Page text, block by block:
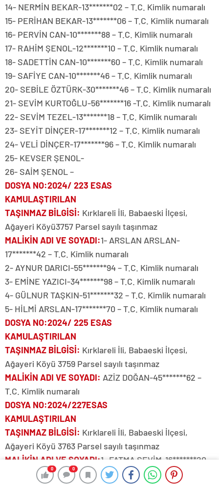
0 0
14- NERMİN BEKAR-13*******02 – T.C. Kimlik numaralı
15- PERİHAN BEKAR-13*******06 – T.C. Kimlik numaralı
16- PERVİN CAN-10*******88 – T.C. Kimlik numaralı
17- RAHİM ŞENOL-12*******10 – T.C. Kimlik numaralı
18- SADETTİN CAN-10*******60 – T.C. Kimlik numaralı
19- SAFİYE CAN-10*******46 – T.C. Kimlik numaralı
20- SEBİLE ÖZTÜRK-30*******46 – T.C. Kimlik numaralı
21- SEVİM KURTOĞLU-56*******16 -T.C. Kimlik numaralı
22- SEVİM TEZEL-13*******18 – T.C. Kimlik numaralı
23- SEYİT DİNÇER-17*******12 – T.C. Kimlik numaralı
24- VELİ DİNÇER-17*******96 – T.C. Kimlik numaralı
25- KEVSER ŞENOL-
26- SAİM ŞENOL –
DOSYA NO:2024/ 223 ESAS
KAMULAŞTIRILAN
TAŞINMAZ BİLGİSİ: Kırklareli İli, Babaeski İlçesi,
Ağayeri Köyü3757 Parsel sayılı taşınmaz
MALİKİN ADI VE SOYADI:1- ARSLAN ARSLAN-
17*******42 – T.C. Kimlik numaralı
2- AYNUR DARICI-55*******94 – T.C. Kimlik numaralı
3- EMİNE YAZICI-34*******98 – T.C. Kimlik numaralı
4- GÜLNUR TAŞKIN-51*******32 – T.C. Kimlik numaralı
5- HİLMİ ARSLAN-17*******70 – T.C. Kimlik numaralı
DOSYA NO:2024/ 225 ESAS
KAMULAŞTIRILAN
TAŞINMAZ BİLGİSİ: Kırklareli İli, Babaeski İlçesi,
Ağayeri Köyü 3759 Parsel sayılı taşınmaz
MALİKİN ADI VE SOYADI: AZİZ DOĞAN-45*******62 –
T.C. Kimlik numaralı
DOSYA NO:2024/227ESAS
KAMULAŞTIRILAN
TAŞINMAZ BİLGİSİ: Kırklareli İli, Babaeski İlçesi,
Ağayeri Köyü 3763 Parsel sayılı taşınmaz
MALİKİN ADI VE SOYADI:1- FATMA SEVİM-16*******20 -
T.C. Kimlik numaralı
2- HALİDE ALTUNTAŞ-16*******88 -T.C. Kimlik numaralı